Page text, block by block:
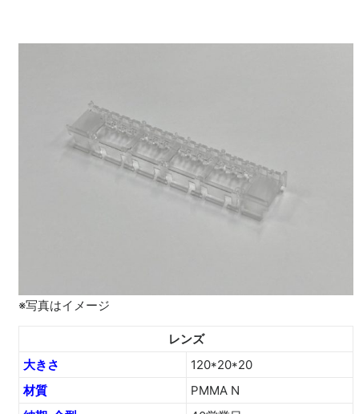
※写真はイメージ
レンズ
大きさ
120*20*20
材質
PMMA N